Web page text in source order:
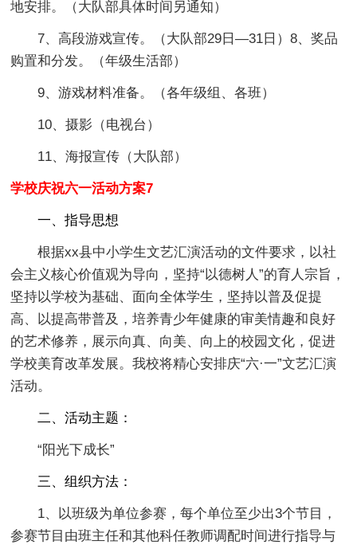
地安排。（大队部具体时间另通知）
7、高段游戏宣传。（大队部29日—31日）8、奖品
购置和分发。（年级生活部）
9、游戏材料准备。（各年级组、各班）
10、摄影（电视台）
11、海报宣传（大队部）
学校庆祝六一活动方案7
一、指导思想
根据xx县中小学生文艺汇演活动的文件要求，以社
会主义核心价值观为导向，坚持“以德树人”的育人宗旨，
坚持以学校为基础、面向全体学生，坚持以普及促提
高、以提高带普及，培养青少年健康的审美情趣和良好
的艺术修养，展示向真、向美、向上的校园文化，促进
学校美育改革发展。我校将精心安排庆“六·一”文艺汇演
活动。
二、活动主题：
“阳光下成长”
三、组织方法：
1、以班级为单位参赛，每个单位至少出3个节目，
参赛节目由班主任和其他科任教师调配时间进行指导与